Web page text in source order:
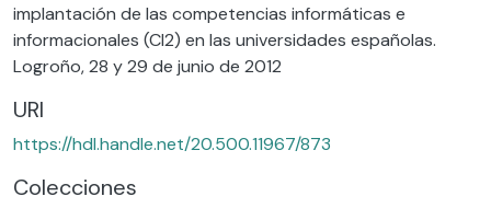
implantación de las competencias informáticas e
informacionales (CI2) en las universidades españolas.
Logroño, 28 y 29 de junio de 2012
URI
https://hdl.handle.net/20.500.11967/873
Colecciones